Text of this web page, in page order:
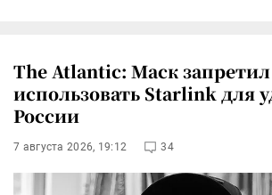
The Atlantic: Маск
использовать Starlink для
России
7 августа 2026, 19:12 34